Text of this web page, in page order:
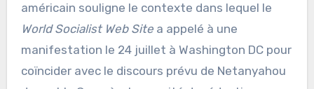
américain souligne le contexte dans lequel le
World Socialist Web Sitea appelé à une
manifestation le 24 juillet à Washington DC pour
coïncider avec le discours prévu de Netanyahou